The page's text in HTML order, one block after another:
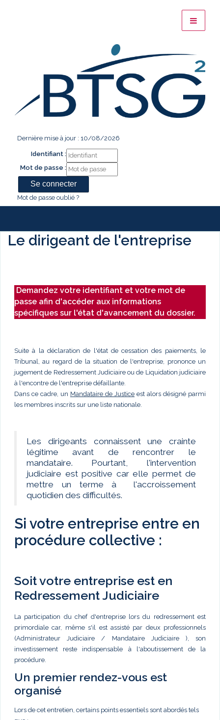
Dernière mise à jour : 10/08/2026
Identifiant :
Mot de passe :
Mot de passe oublié ?
Le dirigeant de l'entreprise
Demandez votre identifiant et votre mot de
passe afin d'accéder aux informations
spécifiques sur l'état d'avancement du dossier.
Suite à la déclaration de l'état de cessation des paiements, le
Tribunal, au regard de la situation de l'entreprise, prononce un
jugement de Redressement Judiciaire ou de Liquidation judiciaire
à l'encontre de l'entreprise défaillante.
Dans ce cadre, un Mandataire de Justice est alors désigné parmi
les membres inscrits sur une liste nationale.
Les dirigeants connaissent une crainte
légitime avant de rencontrer le
mandataire. Pourtant, l'intervention
judiciaire est positive car elle permet de
mettre un terme à l'accroissement
quotidien des difficultés.
Si votre entreprise entre en
procédure collective :
Soit votre entreprise est en
Redressement Judiciaire
La participation du chef d'entreprise lors du redressement est
primordiale car, même s'il est assisté par deux professionnels
(Administrateur Judiciaire / Mandataire Judiciaire ), son
investissement reste indispensable à l'aboutissement de la
procédure.
Un premier rendez-vous est
organisé
Lors de cet entretien, certains points essentiels sont abordés tels